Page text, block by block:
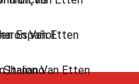
Van Etten
Van Etten
Español
Italiano